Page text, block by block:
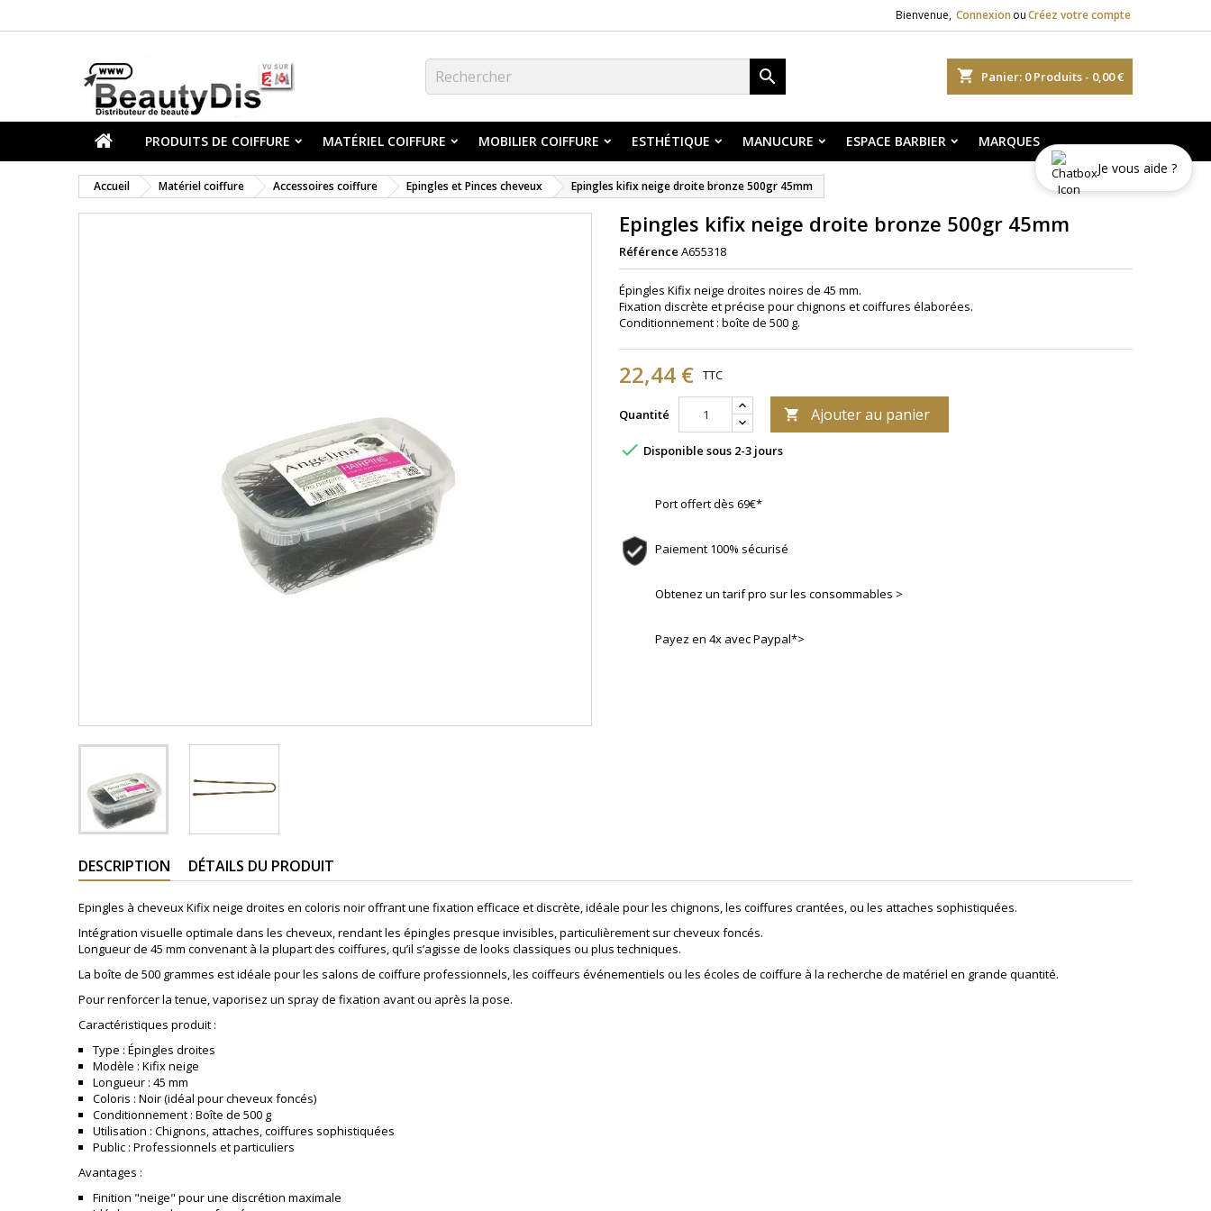
Bienvenue, Connexion ouCréez votre compte
shopping_cart Panier: 0Produits - 0,00 €

PRODUITS DE COIFFURE MATÉRIEL COIFFURE MOBILIER COIFFURE ESTHÉTIQUE MANUCURE ESPACE BARBIER MARQUES
Accueil Matériel coiffure Accessoires coiffure Epingles et Pinces cheveux Epingles kifix neige droite bronze 500gr 45mm
Epingles kifix neige droite bronze 500gr 45mm
Référence A655318
Épingles Kifix neige droites noires de 45 mm.
Fixation discrète et précise pour chignons et coiffures élaborées.
Conditionnement : boîte de 500 g.
22,44 € TTC
Quantité  Ajouter au panier
 Disponible sous 2-3 jours
Port offert dès 69€*
Paiement 100% sécurisé
Obtenez un tarif pro sur les consommables >
Payez en 4x avec Paypal*>
DESCRIPTION DÉTAILS DU PRODUIT
Epingles à cheveux Kifix neige droites en coloris noir offrant une fixation efficace et discrète, idéale pour les chignons, les coiffures crantées, ou les attaches sophistiquées.
Intégration visuelle optimale dans les cheveux, rendant les épingles presque invisibles, particulièrement sur cheveux foncés.
Longueur de 45 mm convenant à la plupart des coiffures, qu’il s’agisse de looks classiques ou plus techniques.
La boîte de 500 grammes est idéale pour les salons de coiffure professionnels, les coiffeurs événementiels ou les écoles de coiffure à la recherche de matériel en grande quantité.
Pour renforcer la tenue, vaporisez un spray de fixation avant ou après la pose.
Caractéristiques produit :
Type : Épingles droites
Modèle : Kifix neige
Longueur : 45 mm
Coloris : Noir (idéal pour cheveux foncés)
Conditionnement : Boîte de 500 g
Utilisation : Chignons, attaches, coiffures sophistiquées
Public : Professionnels et particuliers
Avantages :
Finition "neige" pour une discrétion maximale
Je vous aide ?